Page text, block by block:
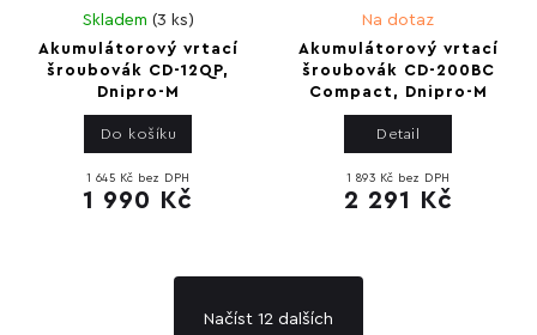
Akumulátorový vrtací
šroubovák CD-12QP,
Dnipro-M
Skladem (3 ks)
1 645 Kč bez DPH
1 990 Kč
Do košíku
Akumulátorový vrtací
šroubovák CD-200BC
Compact, Dnipro-M
Na dotaz
1 893 Kč bez DPH
2 291 Kč
Detail
Načíst 12 dalších